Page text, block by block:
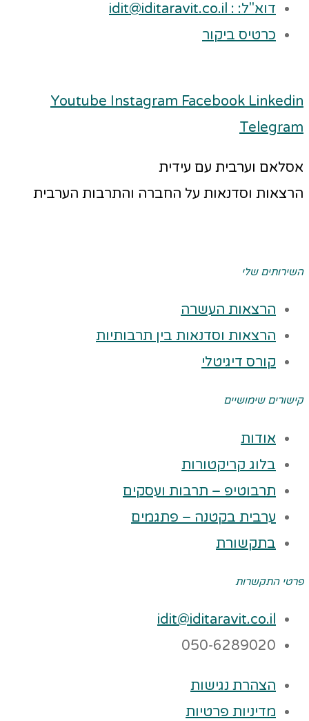
דוא"ל: : idit@iditaravit.co.il
כרטיס ביקור
Youtube Instagram Facebook Linkedin
Telegram
אסלאם וערבית עם עידית
הרצאות וסדנאות על החברה והתרבות הערבית
השירותים שלי
הרצאות העשרה
הרצאות וסדנאות בין תרבותיות
קורס דיגיטלי
קישורים שימושיים
אודות
בלוג קריקטורות
תרבוטיפ – תרבות ועסקים
ערבית בקטנה – פתגמים
בתקשורת
פרטי התקשרות
idit@iditaravit.co.il
050-6289020
הצהרת נגישות
מדיניות פרטיות